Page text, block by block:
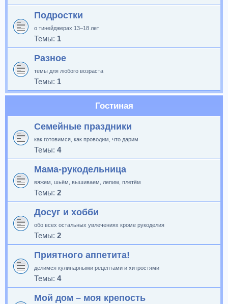
Подростки
о тинейджерах 13–18 лет
Темы: 1
Разное
темы для любого возраста
Темы: 1
Гостиная
Семейные праздники
как готовимся, как проводим, что дарим
Темы: 4
Мама-рукодельница
вяжем, шьём, вышиваем, лепим, плетём
Темы: 2
Досуг и хобби
обо всех остальных увлечениях кроме рукоделия
Темы: 2
Приятного аппетита!
делимся кулинарными рецептами и хитростями
Темы: 4
Мой дом – моя крепость